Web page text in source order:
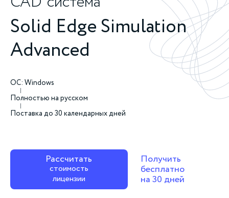
Solid Edge Simulation
Advanced
ОС: Windows
Полностью на русском
Поставка до 30 календарных дней
Рассчитать
стоимость
лицензии
Получить
бесплатно
на 30 дней